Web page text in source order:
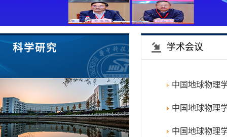
科学研究 学术会议
中国地球物理
中国地球物理
中国地球物理